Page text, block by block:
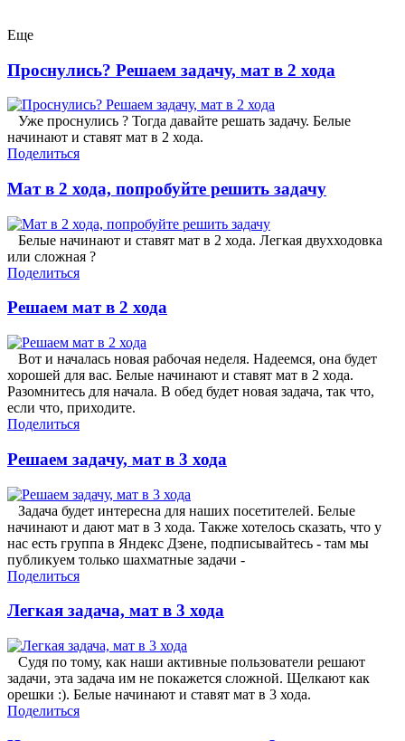
Еще
Проснулись? Решаем задачу, мат в 2 хода
Уже проснулись ? Тогда давайте решать задачу. Белые
начинают и ставят мат в 2 хода.
Поделиться
Мат в 2 хода, попробуйте решить задачу
Белые начинают и ставят мат в 2 хода. Легкая двухходовка
или сложная ?
Поделиться
Решаем мат в 2 хода
Вот и началась новая рабочая неделя. Надеемся, она будет
хорошей для вас. Белые начинают и ставят мат в 2 хода.
Разомнитесь для начала. В обед будет новая задача, так что,
если что, приходите.
Поделиться
Решаем задачу, мат в 3 хода
Задача будет интересна для наших посетителей. Белые
начинают и дают мат в 3 хода. Также хотелось сказать, что у
нас есть группа в Яндекс Дзене, подписывайтесь - там мы
публикуем только шахматные задачи -
Поделиться
Легкая задача, мат в 3 хода
Судя по тому, как наши активные пользователи решают
задачи, эта задача им не покажется сложной. Щелкают как
орешки :). Белые начинают и ставят мат в 3 хода.
Поделиться